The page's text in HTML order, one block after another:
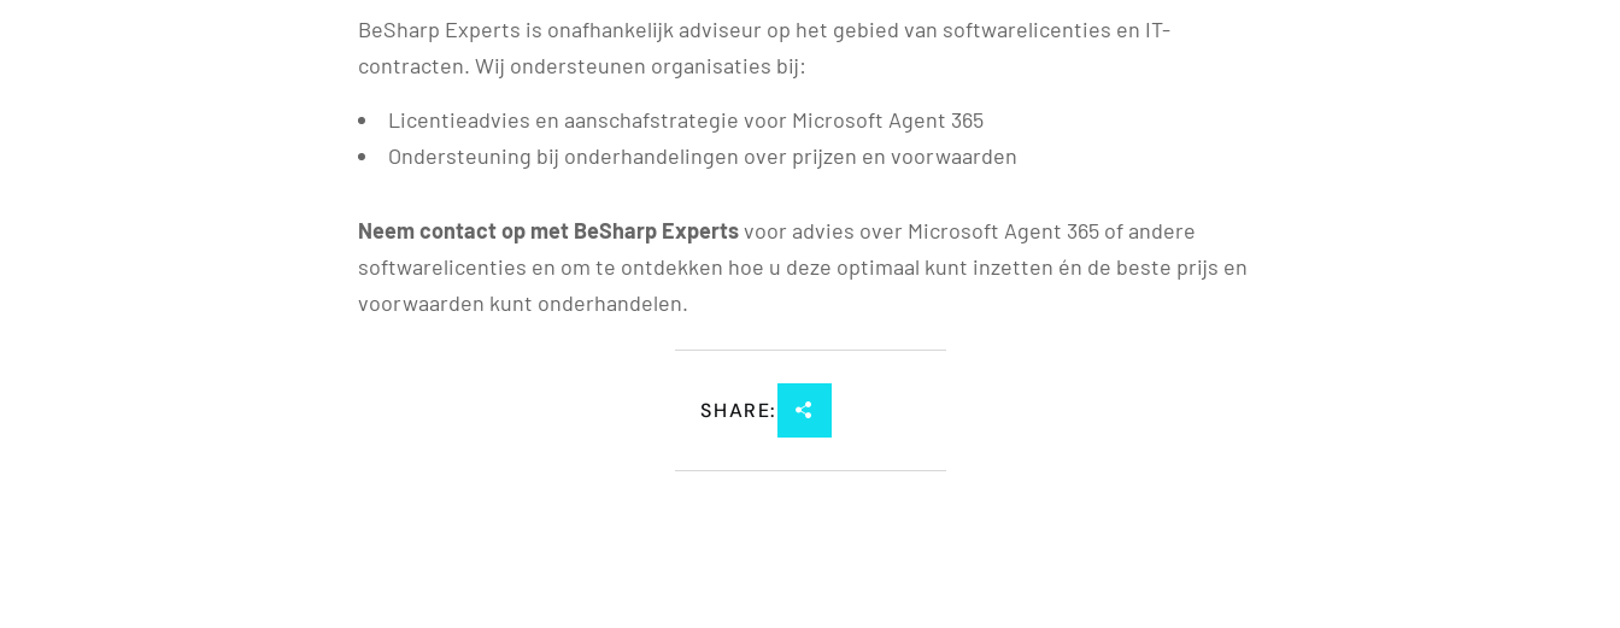
BeSharp Experts is onafhankelijk adviseur op het gebied van softwarelicenties en IT-
contracten. Wij ondersteunen organisaties bij:
Licentieadvies en aanschafstrategie voor Microsoft Agent 365
Ondersteuning bij onderhandelingen over prijzen en voorwaarden
Neem contact op met BeSharp Expertsvoor advies over Microsoft Agent 365 of andere
softwarelicenties en om te ontdekken hoe u deze optimaal kunt inzetten én de beste prijs en
voorwaarden kunt onderhandelen.
SHARE: